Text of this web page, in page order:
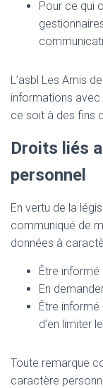
Pour ce qui
L’asbl Les Amis
informations avec
ce soit à des fins
Droits liés
personnel
En vertu de la
communiqué de
données à
Être
En
Être informé
d’en limiter
Toute remarque
caractère